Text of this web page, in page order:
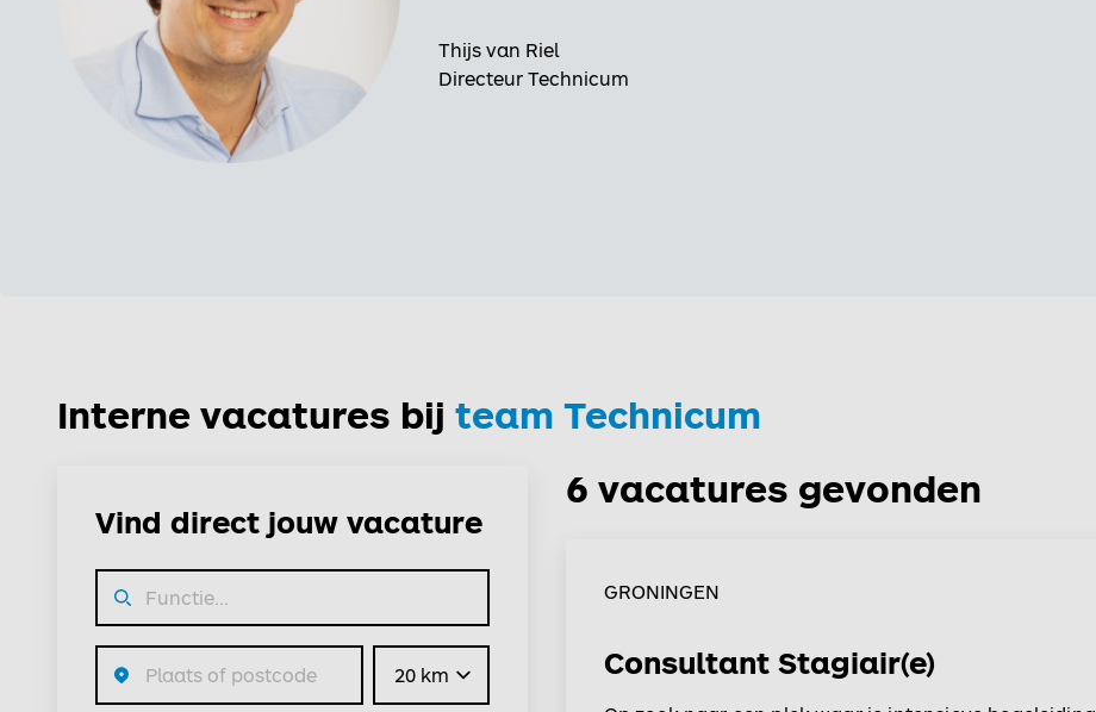
Thijs van Riel
Directeur Technicum
Interne vacatures bij team Technicum
Vind direct jouw vacature
6 vacatures gevonden
GRONINGEN
Consultant Stagiair(e)